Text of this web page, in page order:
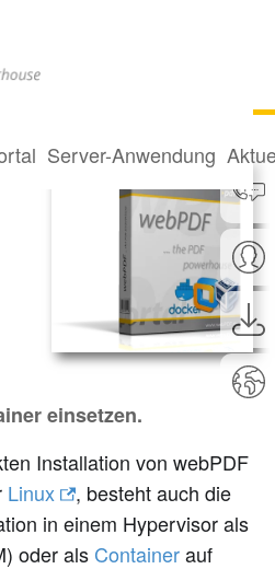
Server-Anwendung
einsetzen.
Installation von webPDF
Linux
, besteht auch die
in einem Hypervisor als
oder als Containerauf